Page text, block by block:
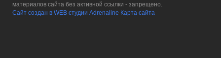
материалов сайта без активной ссылки - запрещено.
Сайт создан в WEB студии Adrenaline Карта сайта